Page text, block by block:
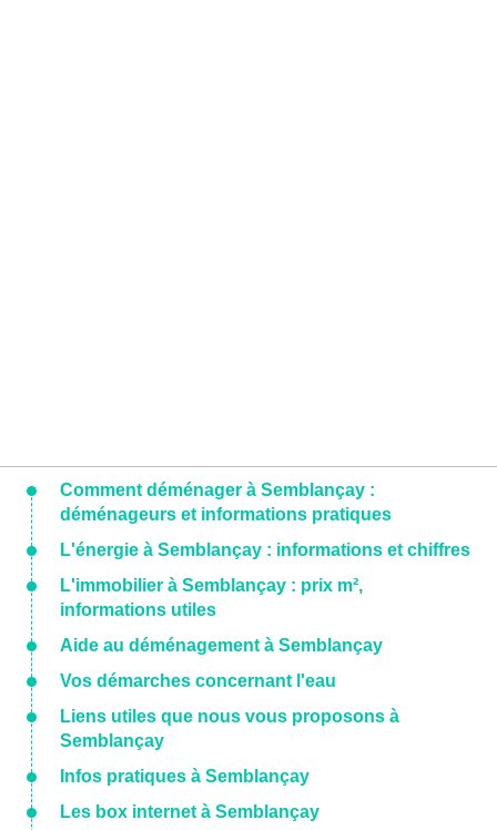
Comment déménager à Semblançay :
déménageurs et informations pratiques
L'énergie à Semblançay : informations et chiffres
L'immobilier à Semblançay : prix m²,
informations utiles
Aide au déménagement à Semblançay
Vos démarches concernant l'eau
Liens utiles que nous vous proposons à
Semblançay
Infos pratiques à Semblançay
Les box internet à Semblançay